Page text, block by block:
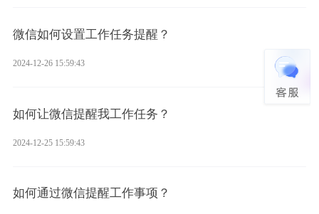
微信如何设置工作任务提醒？
2024-12-26 15:59:43
如何让微信提醒我工作任务？
2024-12-25 15:59:43
如何通过微信提醒工作事项？